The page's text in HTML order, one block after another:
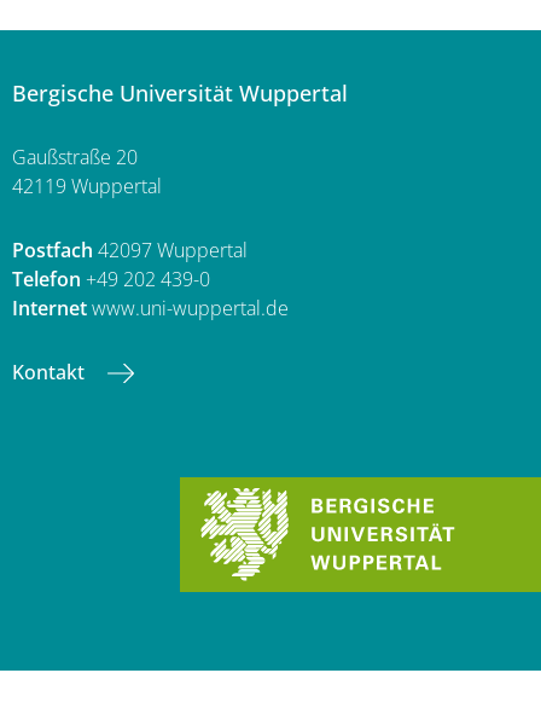
Bergische Universität Wuppertal
Gaußstraße 20
42119 Wuppertal
Postfach 42097 Wuppertal
Telefon +49 202 439-0
Internetwww.uni-wuppertal.de
Kontakt